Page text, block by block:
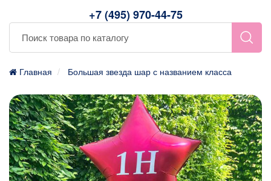
+7 (495) 970-44-75
Главная Большая звезда шар с названием класса